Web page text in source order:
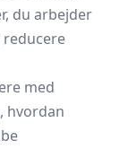
du arbejder
med
hvordan